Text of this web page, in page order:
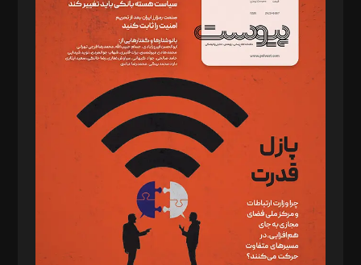
د‌بیر ناداستان: سمانه سمیع
د‌بیر خدمت و تجارت: ابوالفضل رجبی
د‌بیر حقوق فناوری: حسام‌الدین ایپکچی
د‌بیر پیوست جهان: مینا پاکدل
د‌بیر تحریریه آنلاین: بابک نقاش
تحریریه‌: مجتبی محمود‌ی، آرش برهمند، یسنا امان‌پور، سروش کرمیان،
مصطفی مسجدی آرانی، ابوالفضل رجبی، زهرا فکرانه، فائزه فتحی
رستمی،مصطفی باستان
ویرایش: نگار استاد‌‌آقا
طراح یونیفرم: مجید توکلی
فیلمبرداری و عکاسی: امیر شفیعی، مانی لطفی زاده
گرافیک و صفحه‌آرایی: سید‌سبحان‌علی ثابت